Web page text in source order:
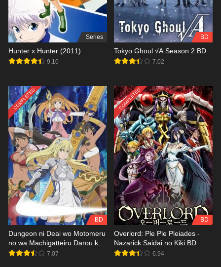
Series
Hunter x Hunter (2011)
9.10
BD
Tokyo Ghoul √A Season 2 BD
7.02
COMPLETED
BD
Dungeon ni Deai wo Motomeru
no wa Machigatteiru Darou ka
Gaiden: Sword Oratoria BD
7.07
COMPLETED
BD
Overlord: Ple Ple Pleiades -
Nazarick Saidai no Kiki BD
6.94